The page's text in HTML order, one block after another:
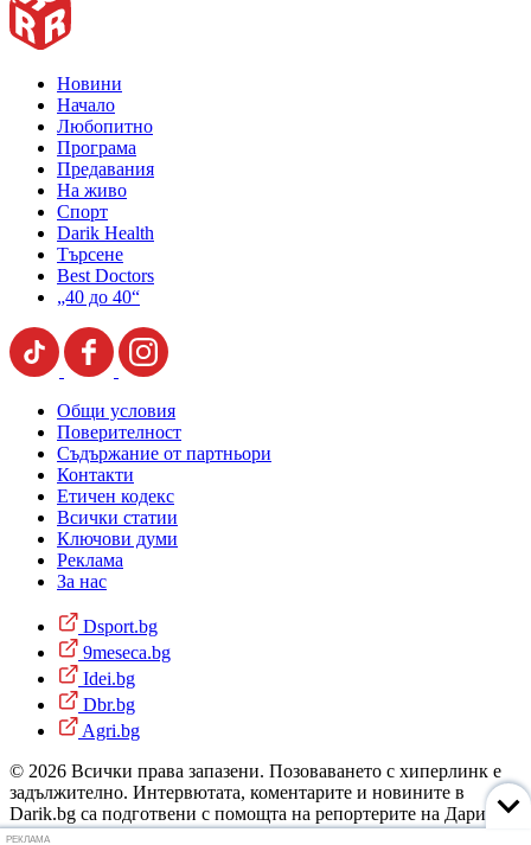
Новини
Начало
Любопитно
Програма
Предавания
На живо
Спорт
Darik Health
Търсене
Best Doctors
„40 до 40“
Общи условия
Поверителност
Съдържание от партньори
Контакти
Етичен кодекс
Всички статии
Ключови думи
Реклама
За нас
Dsport.bg
9meseca.bg
Idei.bg
Dbr.bg
Agri.bg
© 2026 Всички права запазени. Позоваването с хиперлинк е
задължително. Интервютата, коментарите и новините в
Darik.bg са подготвени с помощта на репортерите на Дарик
Радио и новинарските емисии на радиото. Снимки: Дарик
РЕКЛАМА